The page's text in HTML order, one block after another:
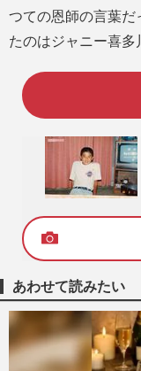
つての恩師の言葉だ
たのはジャニー喜多
あわせて読みたい